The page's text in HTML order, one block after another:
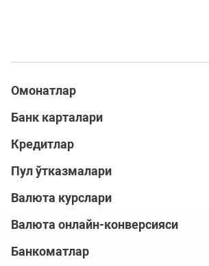
Омонатлар
Банк карталари
Кредитлар
Пул ўтказмалари
Валюта курслари
Валюта онлайн-конверсияси
Банкоматлар